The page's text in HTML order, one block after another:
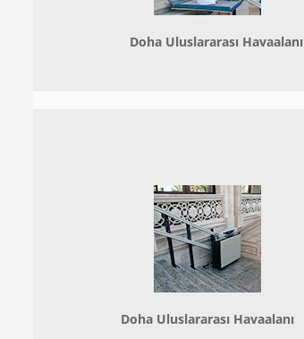
DohaUluslararası Havaalanı
DohaUluslararası Havaalanı